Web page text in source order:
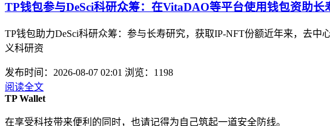
TP钱包参与DeSci科研众筹：在VitaDAO等平台使用钱包资助
TP钱包助力DeSci科研众筹：参与长寿研究，获取IP-NFT份额近年来，去
义科研资
发布时间：2026-08-07 02:01 浏览：1198
阅读全文
TP Wallet
在享受科技带来便利的同时，也请记得为自己筑起一道安全防线。